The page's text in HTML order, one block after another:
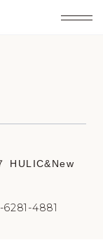
HULIC&New
6281-4881